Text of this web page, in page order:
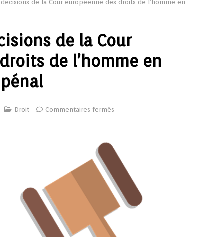
de la Cour européenne des droits de l’homme en
de la Cour
de l’homme en
Droit Commentaires fermés